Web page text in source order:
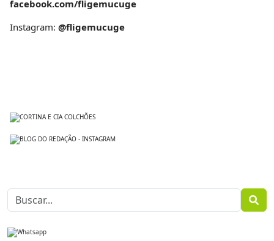
facebook.com/fligemucuge
Instagram: @fligemucuge